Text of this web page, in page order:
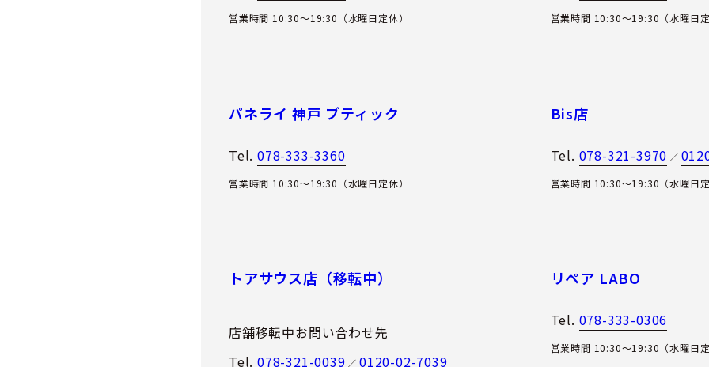
営業時間 10:30～19:30（水曜日定休） 営業時間 10:30～19:30（水曜日定
パネライ 神戸 ブティック
Tel. 078-333-3360
営業時間 10:30～19:30（水曜日定休）
Bis店
Tel. 078-321-3970 ／
営業時間 10:30～19:30（水曜日定
トアサウス店（移転中）
店舗移転中お問い合わせ先
Tel. 078-321-0039 ／0120-02-7039
リペア LABO
Tel. 078-333-0306
営業時間 10:30～19:30（水曜日定